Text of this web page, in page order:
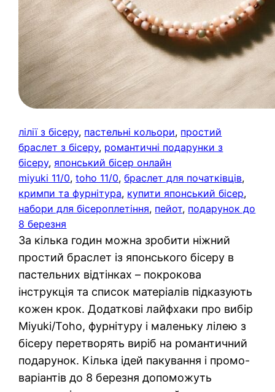
лілії з бісеру, пастельні кольори, простий
браслет з бісеру, романтичні подарунки з
бісеру, японський бісер онлайн
miyuki 11/0, toho 11/0, браслет для початківців
кримпи та фурнітура, купити японський бісер
набори для бісероплетіння, пейот, подарунок до
8 березня
За кілька годин можна зробити ніжний
простий браслет із японського бісеру в
пастельних відтінках – покрокова
інструкція та список матеріалів підказують
кожен крок. Додаткові лайфхаки про вибір
Miyuki/Toho, фурнітуру і маленьку лілею з
бісеру перетворять виріб на романтичний
подарунок. Кілька ідей пакування і промо-
варіантів до 8 березня допоможуть